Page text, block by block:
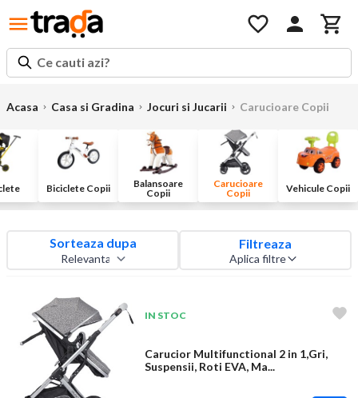
Ce cauti azi?
Acasa Casa si Gradina Jocuri si Jucarii Carucioare Copii
Biciclete Copii
Balansoare
Copii
Carucioare
Copii
Vehicule Copii
Sorteaza dupa Filtreaza
Aplica filtre
IN STOC
Carucior Multifunctional 2 in 1,Gri,
Suspensii, Roti EVA, Ma...